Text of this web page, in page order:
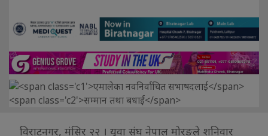
विराटनगर, मंसिर २२ । युवा संघ नेपाल मोरङले शनिवार